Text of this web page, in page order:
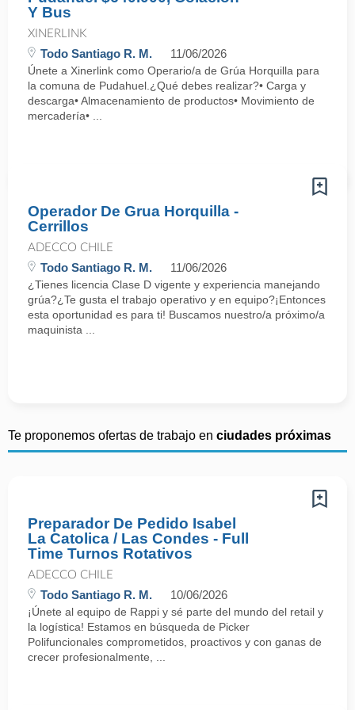
Y Bus
XINERLINK
Todo Santiago R. M. 11/06/2026
Únete a Xinerlink como Operario/a de Grúa Horquilla para
la comuna de Pudahuel.¿Qué debes realizar?• Carga y
descarga• Almacenamiento de productos• Movimiento de
mercadería• ...
Operador De Grua Horquilla -
Cerrillos
ADECCO CHILE
Todo Santiago R. M. 11/06/2026
¿Tienes licencia Clase D vigente y experiencia manejando
grúa?¿Te gusta el trabajo operativo y en equipo?¡Entonces
esta oportunidad es para ti! Buscamos nuestro/a próximo/a
maquinista ...
Te proponemos ofertas de trabajo en ciudades próximas
Preparador De Pedido Isabel
La Catolica / Las Condes - Full
Time Turnos Rotativos
ADECCO CHILE
Todo Santiago R. M. 10/06/2026
¡Únete al equipo de Rappi y sé parte del mundo del retail y
la logística! Estamos en búsqueda de Picker
Polifuncionales comprometidos, proactivos y con ganas de
crecer profesionalmente, ...